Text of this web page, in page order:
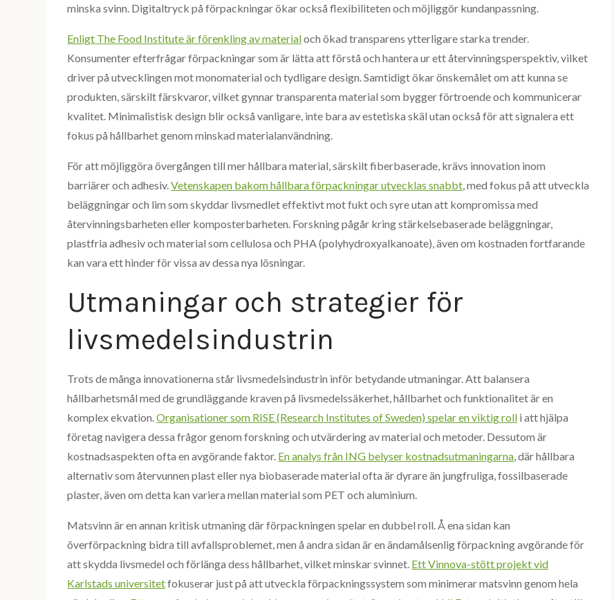
minska svinn. Digitaltryck på förpackningar ökar också flexibiliteten och möjliggör kundanpassning.
Enligt The Food Institute är förenkling av materialoch ökad transparens ytterligare starka trender.
Konsumenter efterfrågar förpackningar som är lätta att förstå och hantera ur ett återvinningsperspektiv, vilket
driver på utvecklingen mot monomaterial och tydligare design. Samtidigt ökar önskemålet om att kunna se
produkten, särskilt färskvaror, vilket gynnar transparenta material som bygger förtroende och kommunicerar
kvalitet. Minimalistisk design blir också vanligare, inte bara av estetiska skäl utan också för att signalera ett
fokus på hållbarhet genom minskad materialanvändning.
För att möjliggöra övergången till mer hållbara material, särskilt fiberbaserade, krävs innovation inom
barriärer och adhesiv.Vetenskapen bakom hållbara förpackningar utvecklas snabbt , med fokus på att utveckla
beläggningar och lim som skyddar livsmedlet effektivt mot fukt och syre utan att kompromissa med
återvinningsbarheten eller komposterbarheten. Forskning pågår kring stärkelsebaserade beläggningar,
plastfria adhesiv och material som cellulosa och PHA (polyhydroxyalkanoate), även om kostnaden fortfarande
kan vara ett hinder för vissa av dessa nya lösningar.
Utmaningar och strategier för
livsmedelsindustrin
Trots de många innovationerna står livsmedelsindustrin inför betydande utmaningar. Att balansera
hållbarhetsmål med de grundläggande kraven på livsmedelssäkerhet, hållbarhet och funktionalitet är en
komplex ekvation.Organisationer som RISE (Research Institutes of Sweden) spelar en viktig roll i att hjälpa
företag navigera dessa frågor genom forskning och utvärdering av material och metoder. Dessutom är
kostnadsaspekten ofta en avgörande faktor. En analys från ING belyser kostnadsutmaningarna , där hållbara
alternativ som återvunnen plast eller nya biobaserade material ofta är dyrare än jungfruliga, fossilbaserade
plaster, även om detta kan variera mellan material som PET och aluminium.
Matsvinn är en annan kritisk utmaning där förpackningen spelar en dubbel roll. Å ena sidan kan
överförpackning bidra till avfallsproblemet, men å andra sidan är en ändamålsenlig förpackning avgörande för
att skydda livsmedel och förlänga dess hållbarhet, vilket minskar svinnet. Ett Vinnova-stött projekt vid
Karlstads universitetfokuserar just på att utveckla förpackningssystem som minimerar matsvinn genom hela